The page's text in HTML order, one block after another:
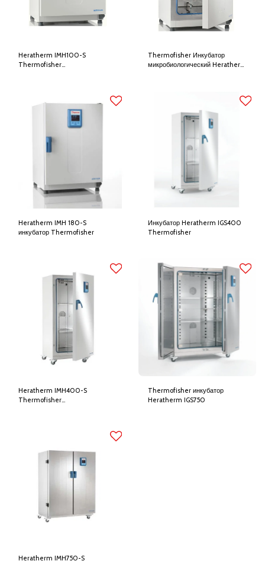
Heratherm IMH100-S
Thermofisher
Thermofisher Инкубатор
микробиологический Heratherm
Heratherm IMH 180-S
инкубатор Thermofisher
Инкубатор Heratherm IGS400
Thermofisher
Heratherm IMH400-S
Thermofisher
Thermofisher инкубатор
Heratherm IGS750
Heratherm IMH750-S